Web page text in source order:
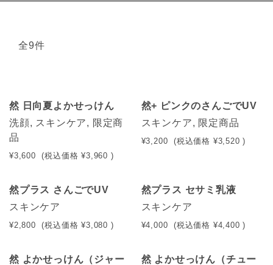
全9件
NEW
然 日向夏よかせっけん
洗顔, スキンケア, 限定商
品
¥3,600 (税込価格 ¥3,960 )
NEW
然+ ピンクのさんごでUV
スキンケア, 限定商品
¥3,200 (税込価格 ¥3,520 )
然プラス さんごでUV
スキンケア
¥2,800 (税込価格 ¥3,080 )
然プラス セサミ乳液
スキンケア
¥4,000 (税込価格 ¥4,400 )
然 よかせっけん（ジャー
然 よかせっけん（チュー